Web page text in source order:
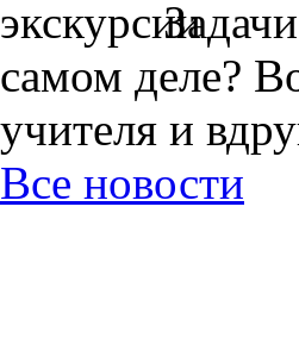
самом деле?
учителя и
Все новости